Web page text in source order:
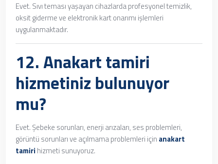
Evet. Sıvı teması yaşayan cihazlarda profesyonel temizlik,
oksit giderme ve elektronik kart onarımı işlemleri
uygulanmaktadır.
12.Anakart tamiri
hizmetiniz bulunuyor
mu?
Evet. Şebeke sorunları, enerji arızaları, ses problemleri,
görüntü sorunları ve açılmama problemleri için anakart
tamiri hizmeti sunuyoruz.